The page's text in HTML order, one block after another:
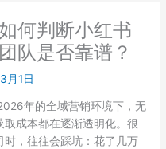
何判断小红书
队是否靠谱？
月1日
年的全域营销环境下，无
成本都在逐渐透明化。很
时，往往会踩坑：花了几万